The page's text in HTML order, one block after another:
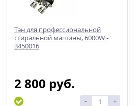
Тэн для профессиональной
стиральной машины, 6000W -
3450016
2 800 руб.
- +